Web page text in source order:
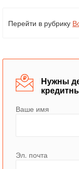
Перейти в рубрику
Нужны
Ваше имя
Эл. почта